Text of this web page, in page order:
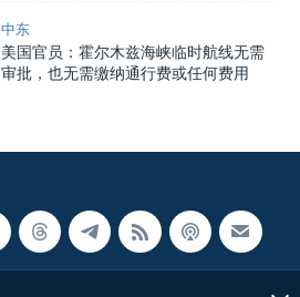
中东
美国官员：霍尔木兹海峡临时航线无需
审批，也无需缴纳通行费或任何费用